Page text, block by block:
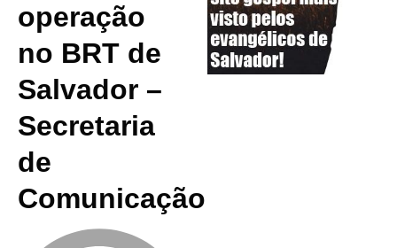
operação
no BRT de
Salvador –
Secretaria
de
Comunicação